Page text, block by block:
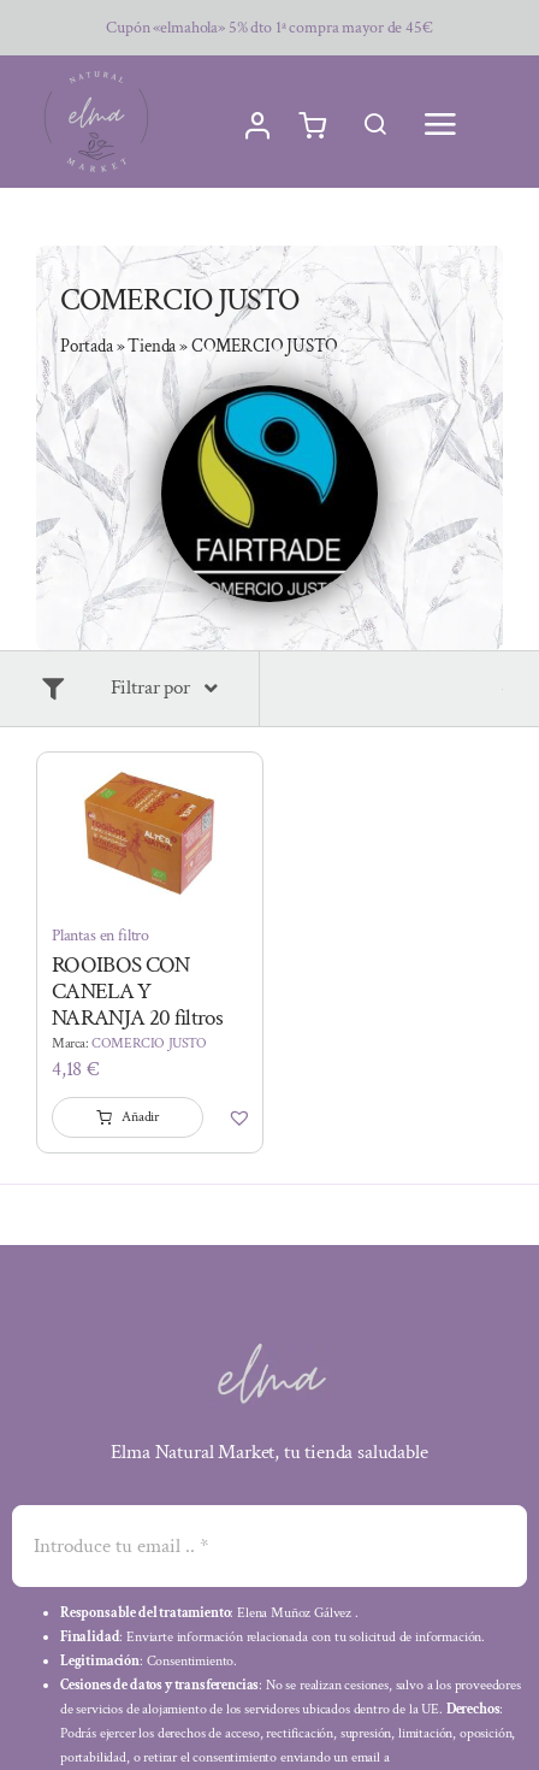
al
contenido
Cupón «elmahola» 5% dto 1ª compra mayor de 45€
COMERCIO JUSTO
Portada»Tienda»COMERCIO JUSTO
Filtrar por
Plantas en filtro
ROOIBOS CON
CANELA Y
NARANJA 20 filtros
Marca:COMERCIO JUSTO
4,18€
Añadir
Elma Natural Market, tu tienda saludable
Responsable del tratamiento: Elena Muñoz Gálvez .
Finalidad: Enviarte información relacionada con tu solicitud de información.
Legitimación: Consentimiento.
Cesiones de datos y transferencias: No se realizan cesiones, salvo a los proveedores
de servicios de alojamiento de los servidores ubicados dentro de la UE. Derechos:
Podrás ejercer los derechos de acceso, rectificación, supresión, limitación, oposición,
portabilidad, o retirar el consentimiento enviando un email a